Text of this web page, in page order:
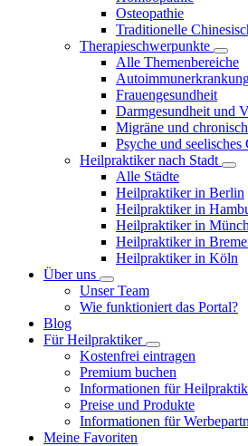
Osteopathie
Traditionelle
Therapieschwerpunkte
Alle Themenbereiche
Frauengesundheit
Darmgesundheit und
Migräne und
Psyche und
Heilpraktiker nach Stadt
Alle Städte
Heilpraktiker in Berlin
Heilpraktiker in
Heilpraktiker in
Heilpraktiker in
Heilpraktiker in Köln
Über uns
Unser Team
Wie funktioniert das Portal?
Blog
Für Heilpraktiker
Kostenfrei eintragen
Premium buchen
Informationen für
Preise und Produkte
Informationen für
Meine Favoriten